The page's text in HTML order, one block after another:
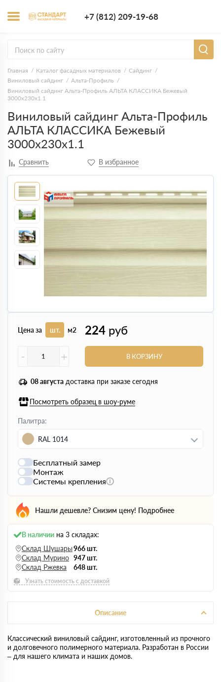
+7 (812) 209-19-68
Главная Каталог фасадных материалов
Сайдинг
Виниловый сайдинг
Альта-Профиль
Виниловый сайдинг Альта-Профиль АЛЬТА КЛАССИКА Бежевый
3000x230x1.1
Виниловый сайдинг Альта-Профиль
АЛЬТА КЛАССИКА Бежевый
3000x230x1.1
Цена за шт. м2 224 руб
-
+ В КОРЗИНУ
08 августа доставка при заказе сегодня
Посмотреть образец в шоу-руме
Палитра:
RAL 1014
Бесплатный замер
Монтаж
Системы крепления
Нашли дешевле? Снизим цену! Подробнее
В наличии на 3 складах:
Склад Шушары966 шт.
Склад Мурино 947 шт.
Склад Ржевка
648 шт.
Узнать стоимость с доставкой
Описание
Классический виниловый сайдинг, изготовленный из прочного
и долговечного полимерного материала. Разработан в России
– для нашего климата и наших домов.